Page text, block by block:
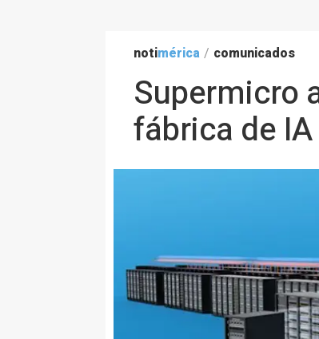
notimérica / comunicados
Supermicro
fábrica de